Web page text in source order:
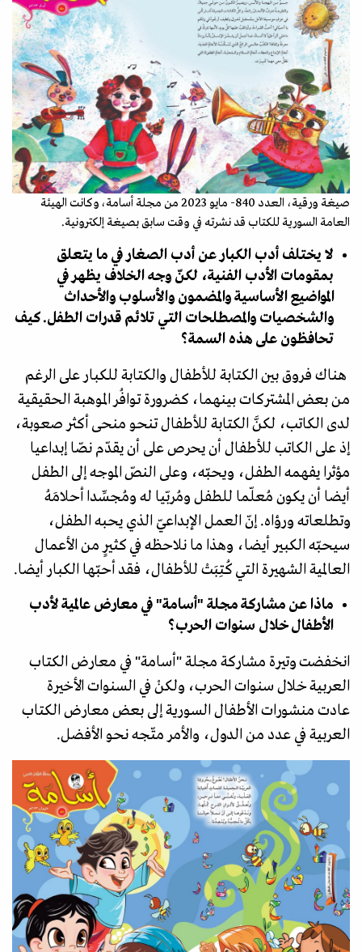
صيغة ورقية، العدد 840- مايو 2023 من مجلة أسامة، وكانت الهيئة
العامة السورية للكتاب قد نشرته في وقت سابق بصيغة إلكترونية.
لا يختلف أدب الكبار عن أدب الصغار في ما يتعلق
بمقومات الأدب الفنية، لكنّ وجه الخلاف يظهر في
المواضيع الأساسية والمضمون والأسلوب والأحداث
والشخصيات والمصطلحات التي تلائم قدرات الطفل. كيف
تحافظون على هذه السمة؟
هناك فروق بين الكتابة للأطفال والكتابة للكبار على الرغم
من بعض المشتركات بينهما، كضرورة توافُر الموهبة الحقيقية
لدى الكاتب، لكنَّ الكتابة للأطفال تنحو منحى أكثر صعوبة،
إذ على الكاتب للأطفال أن يحرص على أن يقدّم نصّا إبداعيا
مؤثرا يفهمه الطفل، ويحبّه، وعلى النصّ الموجه إلى الطفل
أيضا أن يكون مُعلّما للطفل ومُربّيا له ومُجسِّدا أحلامَهُ
وتطلعاته ورؤاه. إنّ العمل الإبداعيّ الذي يحبه الطفل،
سيحبّه الكبير أيضا، وهذا ما نلاحظه في كثيرٍ من الأعمال
العالمية الشهيرة التي كُتِبَتْ للأطفال، فقد أحبّها الكبار أيضا.
ماذا عن مشاركة مجلة "أسامة" في معارض عالمية لأدب
الأطفال خلال سنوات الحرب؟
انخفضت وتيرة مشاركة مجلة "أسامة" في معارض الكتاب
العربية خلال سنوات الحرب، ولكنْ في السنوات الأخيرة
عادت منشورات الأطفال السورية إلى بعض معارض الكتاب
العربية في عدد من الدول، والأمر متّجه نحو الأفضل.